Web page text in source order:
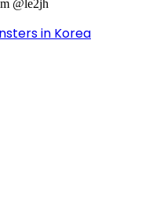
in Korea